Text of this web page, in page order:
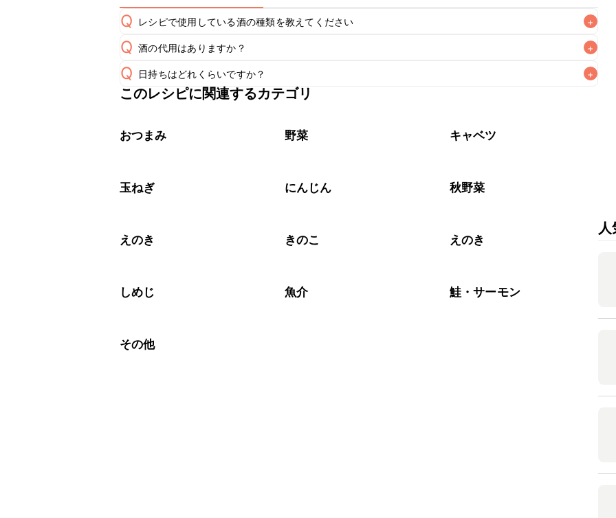
Q レシピで使用している酒の種類を教えてください +
A
Q 酒の代用はありますか？ +
A
Q 日持ちはどれくらいですか？ +
保存期間は冷蔵で翌日中が目安です。なるべくお早めにお召し上がりください。
※日持ちは目安です。
このレシピに関連するカテゴリ
おつまみ 野菜 キャベツ
玉ねぎ にんじん 秋野菜
えのき きのこ えのき
しめじ 魚介 鮭・サーモン
その他